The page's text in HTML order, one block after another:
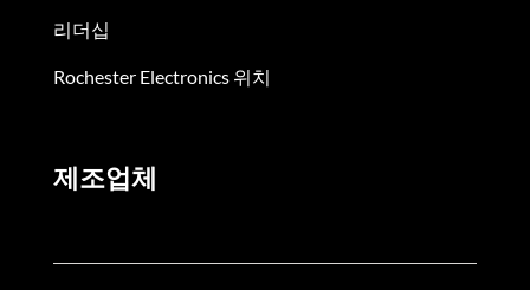
리더십
Rochester Electronics 위치
제조업체